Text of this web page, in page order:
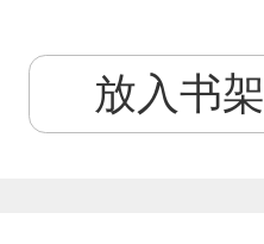
放入书架